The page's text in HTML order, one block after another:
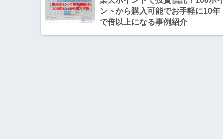
ントから購入可能でお手軽に10年
で倍以上になる事例紹介